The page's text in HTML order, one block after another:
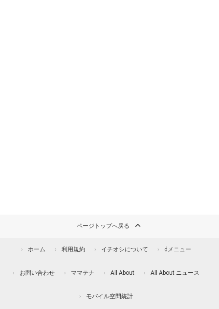
ページトップへ戻る
ホーム 利用規約 イチオシについて dメニュー
お問い合わせ ママテナ All About All About ニュース
モバイル空間統計